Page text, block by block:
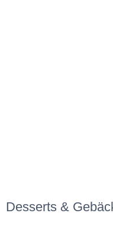
Desserts &